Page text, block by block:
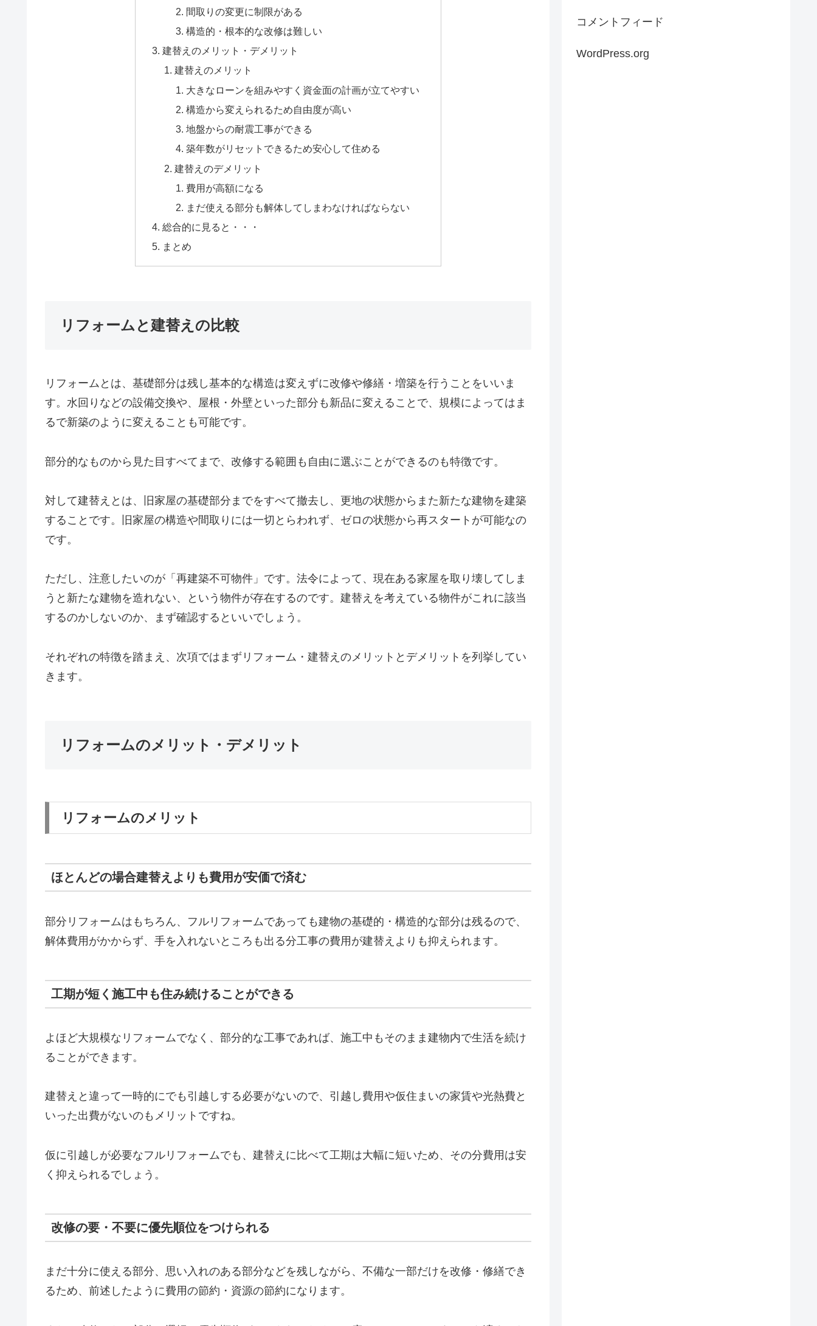
間取りの変更に制限がある
構造的・根本的な改修は難しい
建替えのメリット・デメリット
建替えのメリット
大きなローンを組みやすく資金面の計画が立てやすい
構造から変えられるため自由度が高い
地盤からの耐震工事ができる
築年数がリセットできるため安心して住める
建替えのデメリット
費用が高額になる
まだ使える部分も解体してしまわなければならない
総合的に見ると・・・
まとめ
リフォームと建替えの比較
リフォームとは、基礎部分は残し基本的な構造は変えずに改修や修繕・増築を行うことをいいま
す。水回りなどの設備交換や、屋根・外壁といった部分も新品に変えることで、規模によってはま
るで新築のように変えることも可能です。
部分的なものから見た目すべてまで、改修する範囲も自由に選ぶことができるのも特徴です。
対して建替えとは、旧家屋の基礎部分までをすべて撤去し、更地の状態からまた新たな建物を建築
することです。旧家屋の構造や間取りには一切とらわれず、ゼロの状態から再スタートが可能なの
です。
ただし、注意したいのが「再建築不可物件」です。法令によって、現在ある家屋を取り壊してしま
うと新たな建物を造れない、という物件が存在するのです。建替えを考えている物件がこれに該当
するのかしないのか、まず確認するといいでしょう。
それぞれの特徴を踏まえ、次項ではまずリフォーム・建替えのメリットとデメリットを列挙してい
きます。
リフォームのメリット・デメリット
リフォームのメリット
ほとんどの場合建替えよりも費用が安価で済む
部分リフォームはもちろん、フルリフォームであっても建物の基礎的・構造的な部分は残るので、
解体費用がかからず、手を入れないところも出る分工事の費用が建替えよりも抑えられます。
工期が短く施工中も住み続けることができる
よほど大規模なリフォームでなく、部分的な工事であれば、施工中もそのまま建物内で生活を続け
ることができます。
建替えと違って一時的にでも引越しする必要がないので、引越し費用や仮住まいの家賃や光熱費と
いった出費がないのもメリットですね。
仮に引越しが必要なフルリフォームでも、建替えに比べて工期は大幅に短いため、その分費用は安
く抑えられるでしょう。
改修の要・不要に優先順位をつけられる
まだ十分に使える部分、思い入れのある部分などを残しながら、不備な一部だけを改修・修繕でき
るため、前述したように費用の節約・資源の節約になります。
コメントフィード
WordPress.org